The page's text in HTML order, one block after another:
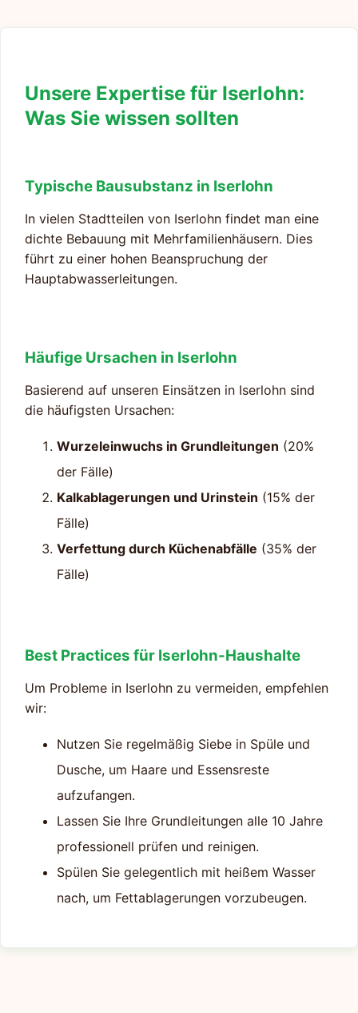
Unsere Expertise für Iserlohn:
Was Sie wissen sollten
Typische Bausubstanz in Iserlohn
In vielen Stadtteilen von Iserlohn findet man eine
dichte Bebauung mit Mehrfamilienhäusern. Dies
führt zu einer hohen Beanspruchung der
Hauptabwasserleitungen.
Häufige Ursachen in Iserlohn
Basierend auf unseren Einsätzen in Iserlohn sind
die häufigsten Ursachen:
Wurzeleinwuchs in Grundleitungen (20%
der Fälle)
Kalkablagerungen und Urinstein (15% der
Fälle)
Verfettung durch Küchenabfälle (35% der
Fälle)
Best Practices für Iserlohn-Haushalte
Um Probleme in Iserlohn zu vermeiden, empfehlen
wir:
Nutzen Sie regelmäßig Siebe in Spüle und
Dusche, um Haare und Essensreste
aufzufangen.
Lassen Sie Ihre Grundleitungen alle 10 Jahre
professionell prüfen und reinigen.
Spülen Sie gelegentlich mit heißem Wasser
nach, um Fettablagerungen vorzubeugen.